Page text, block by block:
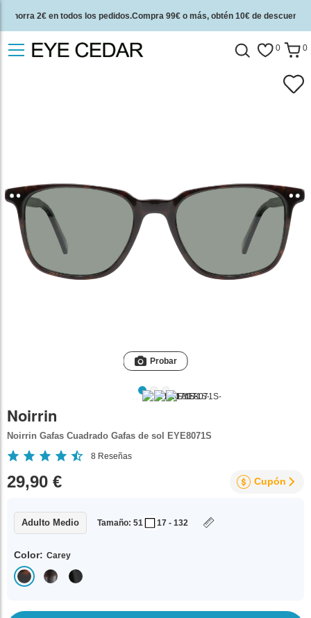
Ahorra 2€ en todos los pedidos.Compra 99€ o más, obtén 10€ de descuento.
2 años de garantía de calidad y 30 días de garantía de devolución del dinero.
0 0
Probar
Noirrin
Noirrin Gafas Cuadrado Gafas de sol EYE8071S
8 Reseñas
29,90 € Cupón
Adulto Medio Tamaño: 51 17 - 132
Color: Carey